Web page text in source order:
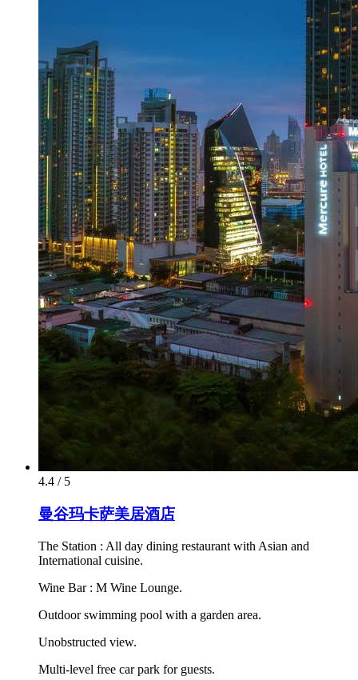
4.4 / 5
曼谷玛卡萨美居酒店
The Station : All day dining restaurant with Asian and
International cuisine.
Wine Bar : M Wine Lounge.
Outdoor swimming pool with a garden area.
Unobstructed view.
Multi-level free car park for guests.